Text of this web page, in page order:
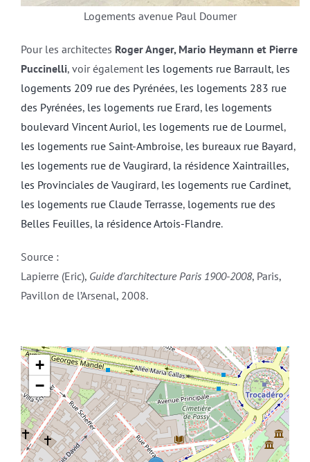
Logements avenue Paul Doumer
Pour les architectes Roger Anger, Mario Heymann et Pierre
Puccinelli, voir également les logements rue Barrault, les
logements 209 rue des Pyrénées, les logements 283 rue
des Pyrénées, les logements rue Erard, les logements
boulevard Vincent Auriol, les logements rue de Lourmel,
les logements rue Saint-Ambroise, les bureaux rue Bayard,
les logements rue de Vaugirard, la résidence Xaintrailles,
les Provinciales de Vaugirard, les logements rue Cardinet,
les logements rue Claude Terrasse, logements rue des
Belles Feuilles, la résidence Artois-Flandre.
Source :
Lapierre (Eric), Guide d’architecture Paris 1900-2008, Paris,
Pavillon de l’Arsenal, 2008.
+
−